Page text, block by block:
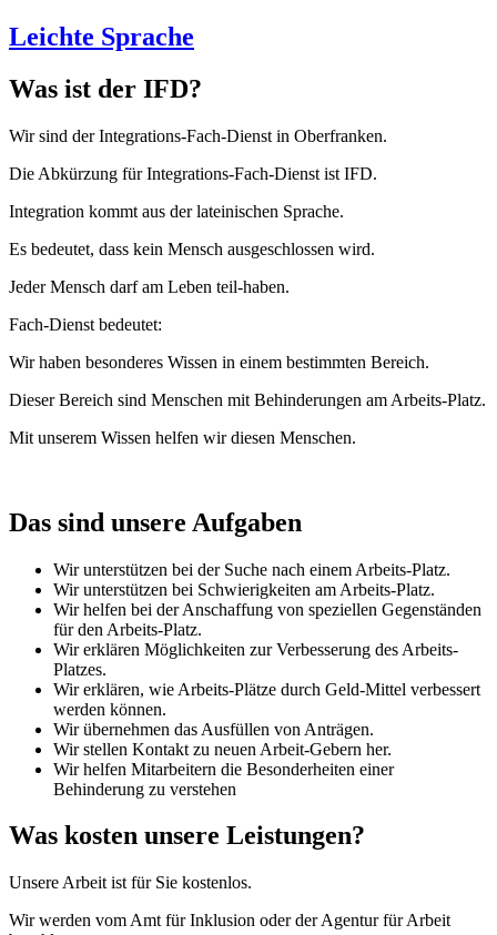
Leichte Sprache
Was ist der IFD?
Wir sind der Integrations-Fach-Dienst in Oberfranken.
Die Abkürzung für Integrations-Fach-Dienst ist IFD.
Integration kommt aus der lateinischen Sprache.
Es bedeutet, dass kein Mensch ausgeschlossen wird.
Jeder Mensch darf am Leben teil-haben.
Fach-Dienst bedeutet:
Wir haben besonderes Wissen in einem bestimmten Bereich.
Dieser Bereich sind Menschen mit Behinderungen am Arbeits-Platz.
Mit unserem Wissen helfen wir diesen Menschen.
Das sind unsere Aufgaben
Wir unterstützen bei der Suche nach einem Arbeits-Platz.
Wir unterstützen bei Schwierigkeiten am Arbeits-Platz.
Wir helfen bei der Anschaffung von speziellen Gegenständen
für den Arbeits-Platz.
Wir erklären Möglichkeiten zur Verbesserung des Arbeits-
Platzes.
Wir erklären, wie Arbeits-Plätze durch Geld-Mittel verbessert
werden können.
Wir übernehmen das Ausfüllen von Anträgen.
Wir stellen Kontakt zu neuen Arbeit-Gebern her.
Wir helfen Mitarbeitern die Besonderheiten einer
Behinderung zu verstehen
Was kosten unsere Leistungen?
Unsere Arbeit ist für Sie kostenlos.
Wir werden vom Amt für Inklusion oder der Agentur für Arbeit